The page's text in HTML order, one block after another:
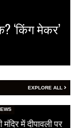
‘किंग मेकर’
EXPLORE ALL
मंदिर में दीपावली पर